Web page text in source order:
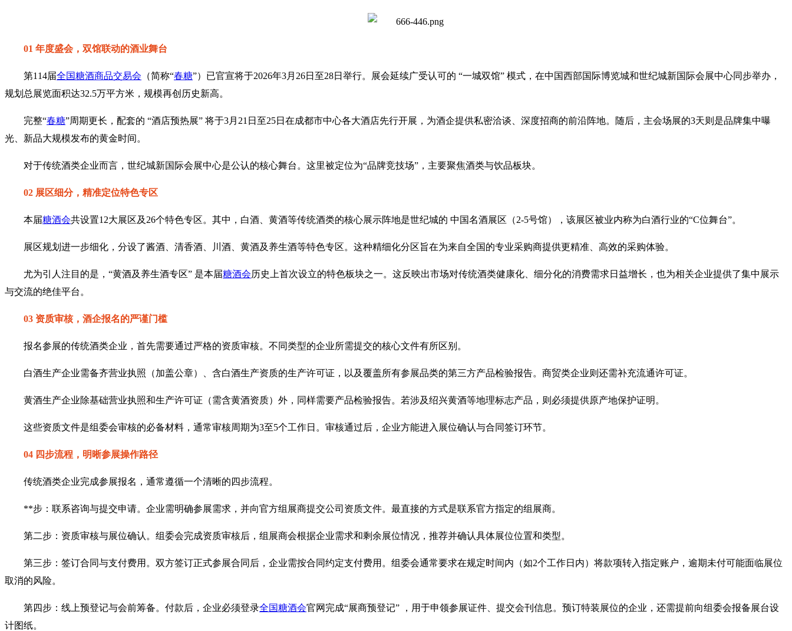
01 年度盛会，双馆联动的酒业舞台
第114届全国糖酒商品交易会 （简称“春糖”）已官宣将于2026年3月26日至28日举行。展会延续广受认可的 “一城双馆” 模式，在中国西部国际博览城和世纪城新国际会展中心同步举办，
规划总展览面积达32.5万平方米，规模再创历史新高。
完整“春糖”周期更长，配套的 “酒店预热展” 将于3月21日至25日在成都市中心各大酒店先行开展，为酒企提供私密洽谈、深度招商的前沿阵地。随后，主会场展的3天则是品牌集中曝
光、新品大规模发布的黄金时间。
对于传统酒类企业而言，世纪城新国际会展中心是公认的核心舞台。这里被定位为“品牌竞技场”，主要聚焦酒类与饮品板块。
02 展区细分，精准定位特色专区
本届糖酒会共设置12大展区及26个特色专区。其中，白酒、黄酒等传统酒类的核心展示阵地是世纪城的 中国名酒展区（2-5号馆），该展区被业内称为白酒行业的“C位舞台”。
展区规划进一步细化，分设了酱酒、清香酒、川酒、黄酒及养生酒等特色专区。这种精细化分区旨在为来自全国的专业采购商提供更精准、高效的采购体验。
尤为引人注目的是，“黄酒及养生酒专区” 是本届糖酒会历史上首次设立的特色板块之一。这反映出市场对传统酒类健康化、细分化的消费需求日益增长，也为相关企业提供了集中展示
与交流的绝佳平台。
03 资质审核，酒企报名的严谨门槛
报名参展的传统酒类企业，首先需要通过严格的资质审核。不同类型的企业所需提交的核心文件有所区别。
白酒生产企业需备齐营业执照（加盖公章）、含白酒生产资质的生产许可证，以及覆盖所有参展品类的第三方产品检验报告。商贸类企业则还需补充流通许可证。
黄酒生产企业除基础营业执照和生产许可证（需含黄酒资质）外，同样需要产品检验报告。若涉及绍兴黄酒等地理标志产品，则必须提供原产地保护证明。
这些资质文件是组委会审核的必备材料，通常审核周期为3至5个工作日。审核通过后，企业方能进入展位确认与合同签订环节。
04 四步流程，明晰参展操作路径
传统酒类企业完成参展报名，通常遵循一个清晰的四步流程。
**步：联系咨询与提交申请。企业需明确参展需求，并向官方组展商提交公司资质文件。最直接的方式是联系官方指定的组展商。
第二步：资质审核与展位确认。组委会完成资质审核后，组展商会根据企业需求和剩余展位情况，推荐并确认具体展位位置和类型。
第三步：签订合同与支付费用。双方签订正式参展合同后，企业需按合同约定支付费用。组委会通常要求在规定时间内（如2个工作日内）将款项转入指定账户，逾期未付可能面临展位
取消的风险。
第四步：线上预登记与会前筹备。付款后，企业必须登录全国糖酒会官网完成“展商预登记” ，用于申领参展证件、提交会刊信息。预订特装展位的企业，还需提前向组委会报备展台设
计图纸。